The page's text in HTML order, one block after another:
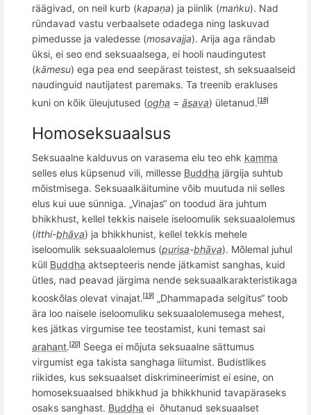
räägivad, on neil kurb (kapaṇa) ja piinlik (maṅku). Nad
ründavad vastu verbaalsete odadega ning laskuvad
pimedusse ja valedesse (mosavajja). Arija aga rändab
üksi, ei seo end seksuaalsega, ei hooli naudingutest
(kāmesu) ega pea end seepärast teistest, sh seksuaalseid
naudinguid nautijatest paremaks. Ta treenib erakluses
kuni on kõik üleujutused (ogha = āsava) ületanud. [18]
Homoseksuaalsus
Seksuaalne kalduvus on varasema elu teo ehk kamma
selles elus küpsenud vili, millesse Buddha järgija suhtub
mõistmisega. Seksuaalkäitumine võib muutuda nii selles
elus kui uue sünniga. „Vinajas“ on toodud ära juhtum
bhikkhust, kellel tekkis naisele iseloomulik seksuaalolemus
(itthi-bhāva) ja bhikkhunist, kellel tekkis mehele
iseloomulik seksuaalolemus (purisa-bhāva). Mõlemal juhul
küll Buddha aktsepteeris nende jätkamist sanghas, kuid
ütles, nad peavad järgima nende seksuaalkarakteristikaga
kooskõlas olevat vinajat. [19]
„Dhammapada selgitus“ toob
ära loo naisele iseloomuliku seksuaalolemusega mehest,
kes jätkas virgumise tee teostamist, kuni temast sai
arahant. [20]
Seega ei mõjuta seksuaalne sättumus
virgumist ega takista sanghaga liitumist. Budistlikes
riikides, kus seksuaalset diskrimineerimist ei esine, on
homoseksuaalsed bhikkhud ja bhikkhunid tavapäraseks
osaks sanghast. Buddha ei õhutanud seksuaalset